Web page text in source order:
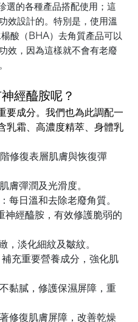
選的各種產品搭配使用；這
效設計的。特別是，使用溫
酸（BHA）去角質產品可以
效，因為這樣就不會有老廢
經醯胺呢？
要成分。我們也為此調配一
乳霜、高濃度精萃、身體乳
階修復表層肌膚與恢復彈
膚彈潤及光滑度。
：每日溫和去除老廢角質。
神經醯胺，有效修護脆弱的
，淡化細紋及皺紋。
補充重要營養成分，強化肌
黏膩，修護保濕屏障，重
修復肌膚屏障，改善乾燥